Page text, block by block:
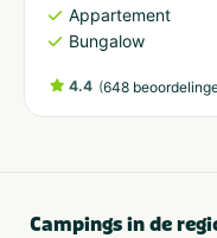
Appartement
Bungalow
4.4 (648
Campings in de